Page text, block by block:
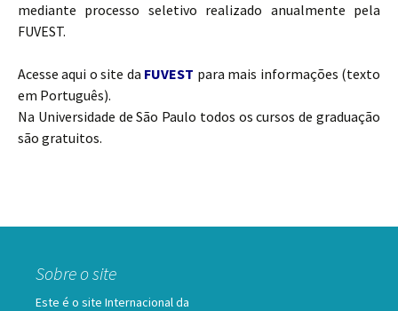
mediante processo seletivo realizado anualmente pela
FUVEST.
Acesse aqui o site da FUVEST para mais informações (texto
em Português).
Na Universidade de São Paulo todos os cursos de graduação
são gratuitos.
Sobre o site
Este é o site Internacional da